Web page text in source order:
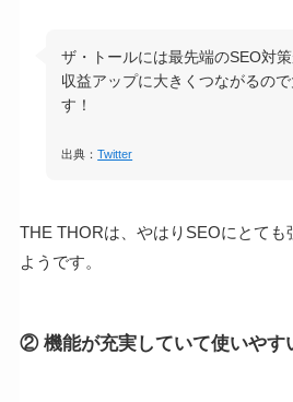
ザ・トールには最先端のSEO対策
収益アップに大きくつながるの
す！
出典：Twitter
THE THORは、やはりSEOにとて
ようです。
② 機能が充実していて使いやす